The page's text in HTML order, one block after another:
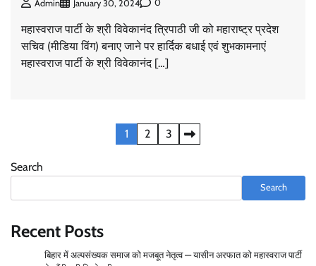
Admin January 30, 2024 0
महास्वराज पार्टी के श्री विवेकानंद त्रिपाठी जी को महाराष्ट्र प्रदेश
सचिव (मीडिया विंग) बनाए जाने पर हार्दिक बधाई एवं शुभकामनाएं
महास्वराज पार्टी के श्री विवेकानंद […]
pagination
1 2 3
Search
Search
Recent Posts
बिहार में अल्पसंख्यक समाज को मजबूत नेतृत्व — यासीन अरफात को महास्वराज पार्टी
वार्ड 160 से महास्वराज पार्टी की प्रत्याशी स्वलेहा सिद्दीकी—
नामांकन मंज़ूर, 3 जनवरी को मिलेगा चुनाव चिन्ह
वार्ड 96 से महास्वराज पार्टी की प्रत्याशी रज़िया बेगम खान का
Rashtriya Mahaswaraj Bhumi Party Announces